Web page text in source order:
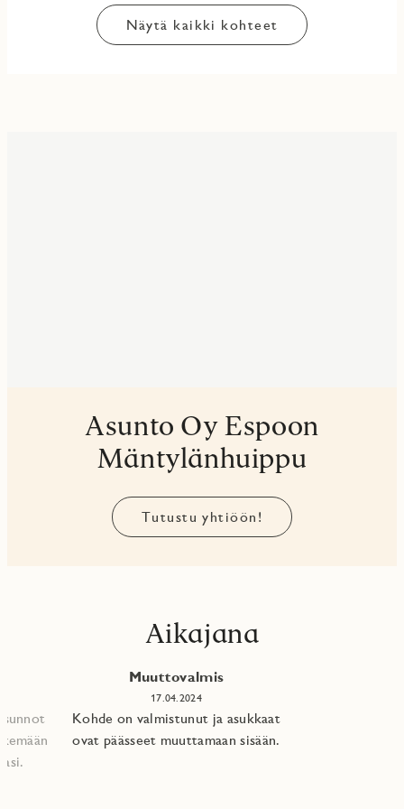
Näytä kaikki kohteet
Asunto Oy Espoon
Mäntylänhuippu
Tutustu yhtiöön!
Aikajana
Muuttovalmis
17.04.2024
Kohde on valmistunut ja asukkaat
ovat päässeet muuttamaan sisään.